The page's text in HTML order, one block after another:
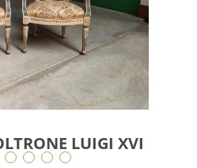
LUIGI XVI